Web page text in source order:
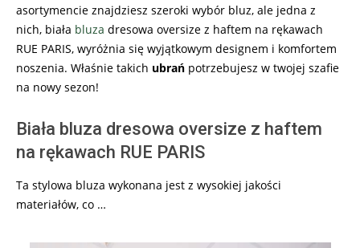
asortymencie znajdziesz szeroki wybór bluz, ale jedna z
nich, biała bluza dresowa oversize z haftem na rękawach
RUE PARIS, wyróżnia się wyjątkowym designem i komfortem
noszenia. Właśnie takich ubrań potrzebujesz w twojej szafie
na nowy sezon!
Biała bluza dresowa oversize z haftem
na rękawach RUE PARIS
Ta stylowa bluza wykonana jest z wysokiej jakości
materiałów, co …